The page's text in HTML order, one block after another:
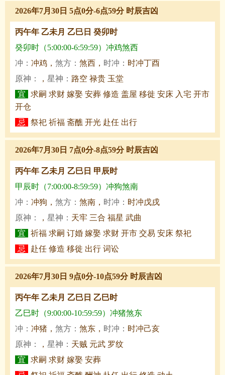
2026年7月30日 5点0分-6点59分 时辰吉凶
丙午年 乙未月 乙巳日 癸卯时
癸卯时（5:00:00-6:59:59）冲鸡煞西
冲： 冲鸡， 煞方： 煞西， 时冲： 时冲丁酉
原神：
， 星神： 路空 禄贵 玉堂
宜
求嗣 求财 嫁娶 安葬 修造 盖屋 移徙 安床 入宅 开市
开仓
忌
祭祀 祈福 斋醮 开光 赴任 出行
2026年7月30日 7点0分-8点59分 时辰吉凶
丙午年 乙未月 乙巳日 甲辰时
甲辰时（7:00:00-8:59:59）冲狗煞南
冲： 冲狗， 煞方： 煞南， 时冲： 时冲戊戌
原神：
， 星神： 天牢 三合 福星 武曲
宜
祈福 求嗣 订婚 嫁娶 求财 开市 交易 安床 祭祀
忌
赴任 修造 移徙 出行 词讼
2026年7月30日 9点0分-10点59分 时辰吉凶
丙午年 乙未月 乙巳日 乙巳时
乙巳时（9:00:00-10:59:59）冲猪煞东
冲： 冲猪， 煞方： 煞东， 时冲： 时冲己亥
原神：
， 星神： 天贼 元武 罗纹
宜
求嗣 求财 嫁娶 安葬